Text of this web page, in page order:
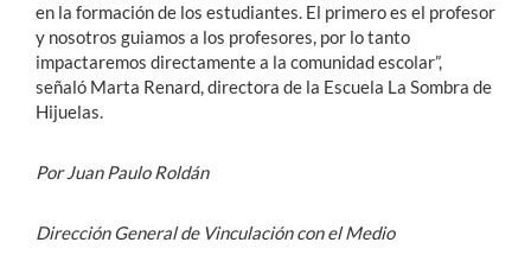
en la formación de los estudiantes. El primero es el profesor
y nosotros guiamos a los profesores, por lo tanto
impactaremos directamente a la comunidad escolar”,
señaló Marta Renard, directora de la Escuela La Sombra de
Hijuelas.
Por Juan Paulo Roldán
Dirección General de Vinculación con el Medio